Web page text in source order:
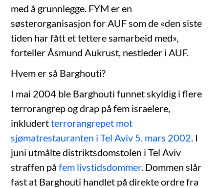
med å grunnlegge. FYM er en
søsterorganisasjon for AUF som de «den siste
tiden har fått et tettere samarbeid med»,
forteller Åsmund Aukrust, nestleder i AUF.
Hvem er så Barghouti?
I mai 2004 ble Barghouti funnet skyldig i flere
terrorangrep og drap på fem israelere,
inkludertterrorangrepet mot
sjømatrestauranten i Tel Aviv 5. mars 2002. I
juni utmålte distriktsdomstolen i Tel Aviv
straffen påfem livstidsdommer. Dommen slår
fast at Barghouti handlet på direkte ordre fra